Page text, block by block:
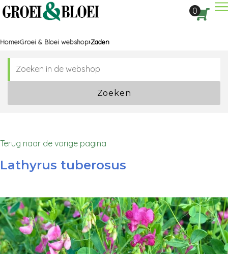
0
Home Groei & Bloei webshop Zaden
Zoeken
Terug naar de vorige pagina
Lathyrus tuberosus